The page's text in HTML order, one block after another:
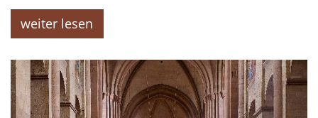
weiter lesen